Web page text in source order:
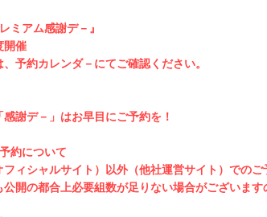
ミアム感謝デ－』
催
約カレンダ－にてご確認ください。
謝デ－」はお早目にご予約を！
約について
ィシャルサイト）以外（他社運営サイト）での
開の都合上必要組数が足りない場合がございます